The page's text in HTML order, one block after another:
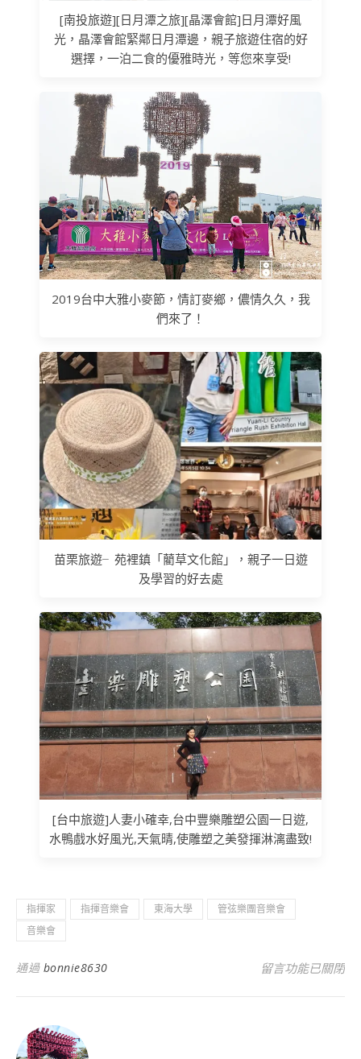
[南投旅遊][日月潭之旅][晶澤會館]日月潭好風
光，晶澤會館緊鄰日月潭邊，親子旅遊住宿的好
選擇，一泊二食的優雅時光，等您來享受!
2019台中大雅小麥節，情訂麥鄉，儂情久久，我
們來了！
苗栗旅遊╴苑裡鎮「藺草文化館」，親子一日遊
及學習的好去處
[台中旅遊]人妻小確幸,台中豐樂雕塑公園一日遊,
水鴨戲水好風光,天氣晴,使雕塑之美發揮淋漓盡致!
指揮家 指揮音樂會 東海大學
管弦樂團音樂會
音樂會
通過 bonnie8630 在〈東海大學聽
留言功能已關閉